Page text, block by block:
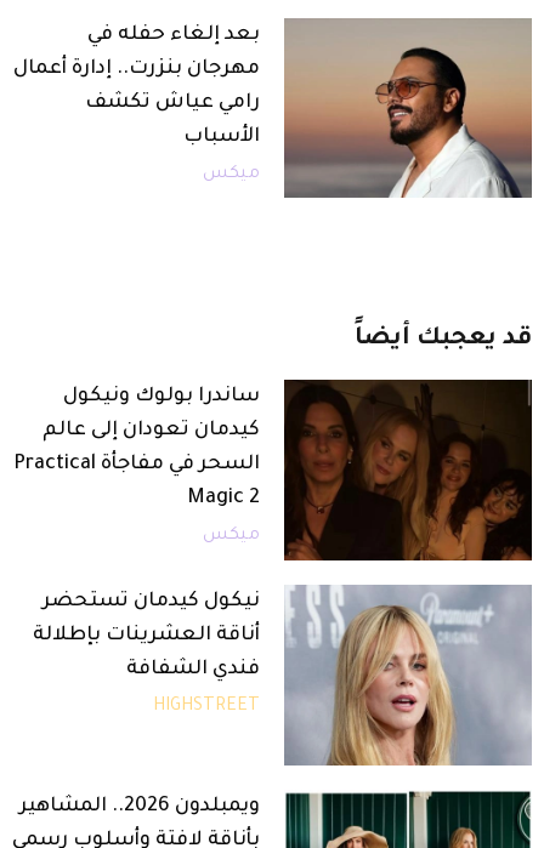
بعد إلغاء حفله في
مهرجان بنزرت.. إدارة أعمال
رامي عياش تكشف
الأسباب
ميكس
قد يعجبك أيضاً
ساندرا بولوك ونيكول
كيدمان تعودان إلى عالم
السحر في مفاجأة Practical
Magic 2
ميكس
نيكول كيدمان تستحضر
أناقة العشرينات بإطلالة
فندي الشفافة
HIGHSTREET
ويمبلدون 2026.. المشاهير
بأناقة لافتة وأسلوب رسمي